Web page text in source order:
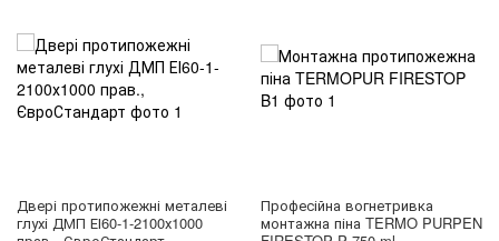
Двері протипожежні металеві
глухі ДМП ЕІ60-1-2100х1000
Професійна вогнетривка
монтажна піна TERMO PURPEN